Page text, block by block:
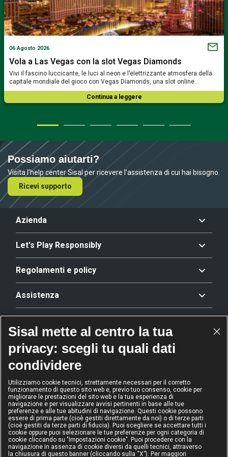
06 Agosto 2026
Vola a Las Vegas con la slot Vegas Diamonds
Vivi il fascino luccicante, le luci al neon e l’elettrizzante atmosfera della
capitale mondiale del gioco con Vegas Diamonds, una slot online…
Continua a leggere
Possiamo aiutarti?
Visita l’help center Sisal per ricevere l’assistenza di cui hai bisogno.
Ricevi supporto
Azienda
Let's Play Responsibly
Regolamenti e policy
Assistenza
Riconoscimenti
2024
Operatore
dell'anno
2024
Operatore
Scommesse
sportive
2024
Operatore di
gioco sicuro
2024
Diversity &
Inclusion
Sisal mette al centro la tua
privacy: scegli tu quali dati
condividere
Utilizziamo cookie tecnici, strettamente necessari per il corretto
funzionamento di questo sito web e, previo tuo consenso, cookie per
migliorare le prestazioni del sito web e la tua esperienza di
navigazione e per visualizzare avvisi pertinenti in base alle tue
preferenze e alle tue abitudini di navigazione. Questi cookie possono
essere di prima parte (cioè gestiti direttamente da noi) o di terze parti
(cioè gestiti da terze parti di fiducia). Puoi scegliere se accettare tutti i
cookie oppure puoi selezionare le tue preferenze per ogni categoria di
cookie cliccando su "Impostazioni cookie". Puoi procedere con la
navigazione in assenza di cookie diversi da quelli tecnici, attraverso
la chiusura di questo banner (cliccando sulla “X”). Per maggiori